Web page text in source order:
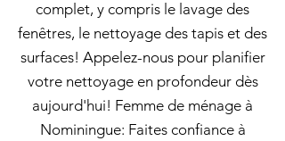
complet, y compris le lavage des
fenêtres, le nettoyage des tapis et des
surfaces! Appelez-nous pour planifier
votre nettoyage en profondeur dès
aujourd'hui! Femme de ménage à
Nominingue: Faites confiance à